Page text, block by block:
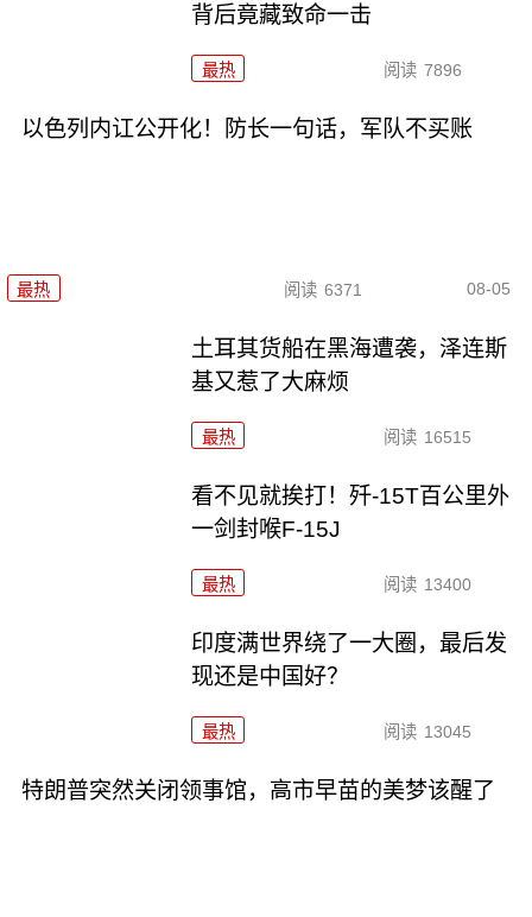
背后竟藏致命一击
最热 阅读 7896
以色列内讧公开化！防长一句话，军队不买账
最热 阅读 6371 08-05
土耳其货船在黑海遭袭，泽连斯
基又惹了大麻烦
最热 阅读 16515
看不见就挨打！歼-15T百公里外
一剑封喉F-15J
最热 阅读 13400
印度满世界绕了一大圈，最后发
现还是中国好？
最热 阅读 13045
特朗普突然关闭领事馆，高市早苗的美梦该醒了